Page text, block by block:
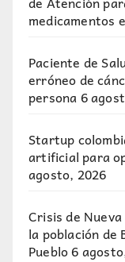
medicamentos
Paciente de
erróneo de
persona6
Startup
artificial para
agosto, 2026
Crisis de
la población de
Pueblo6